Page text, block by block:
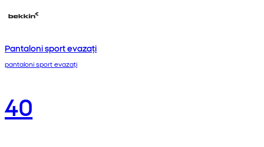
Pantaloni sport evazați
pantaloni sport evazați
40